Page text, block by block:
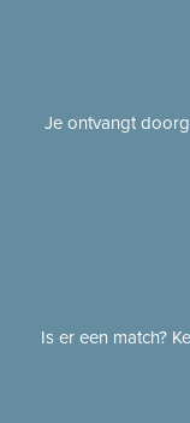
Je ontvangt
Is er een match?